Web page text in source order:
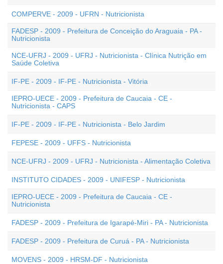
COMPERVE - 2009 - UFRN - Nutricionista
FADESP - 2009 - Prefeitura de Conceição do Araguaia - PA -
Nutricionista
NCE-UFRJ - 2009 - UFRJ - Nutricionista - Clínica Nutrição em
Saúde Coletiva
IF-PE - 2009 - IF-PE - Nutricionista - Vitória
IEPRO-UECE - 2009 - Prefeitura de Caucaia - CE -
Nutricionista - CAPS
IF-PE - 2009 - IF-PE - Nutricionista - Belo Jardim
FEPESE - 2009 - UFFS - Nutricionista
NCE-UFRJ - 2009 - UFRJ - Nutricionista - Alimentação Coletiva
INSTITUTO CIDADES - 2009 - UNIFESP - Nutricionista
IEPRO-UECE - 2009 - Prefeitura de Caucaia - CE -
Nutricionista
FADESP - 2009 - Prefeitura de Igarapé-Miri - PA - Nutricionista
FADESP - 2009 - Prefeitura de Curuá - PA - Nutricionista
MOVENS - 2009 - HRSM-DF - Nutricionista